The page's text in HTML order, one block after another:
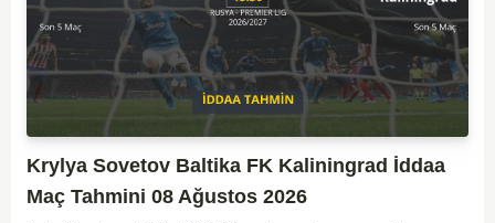
Krylya Sovetov Baltika FK Kaliningrad İddaa
Maç Tahmini 08 Ağustos 2026